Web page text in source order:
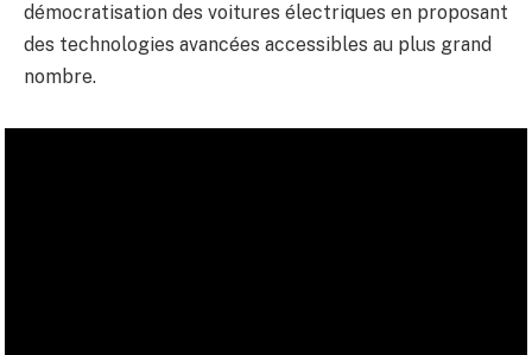
démocratisation des voitures électriques en proposant
des technologies avancées accessibles au plus grand
nombre.